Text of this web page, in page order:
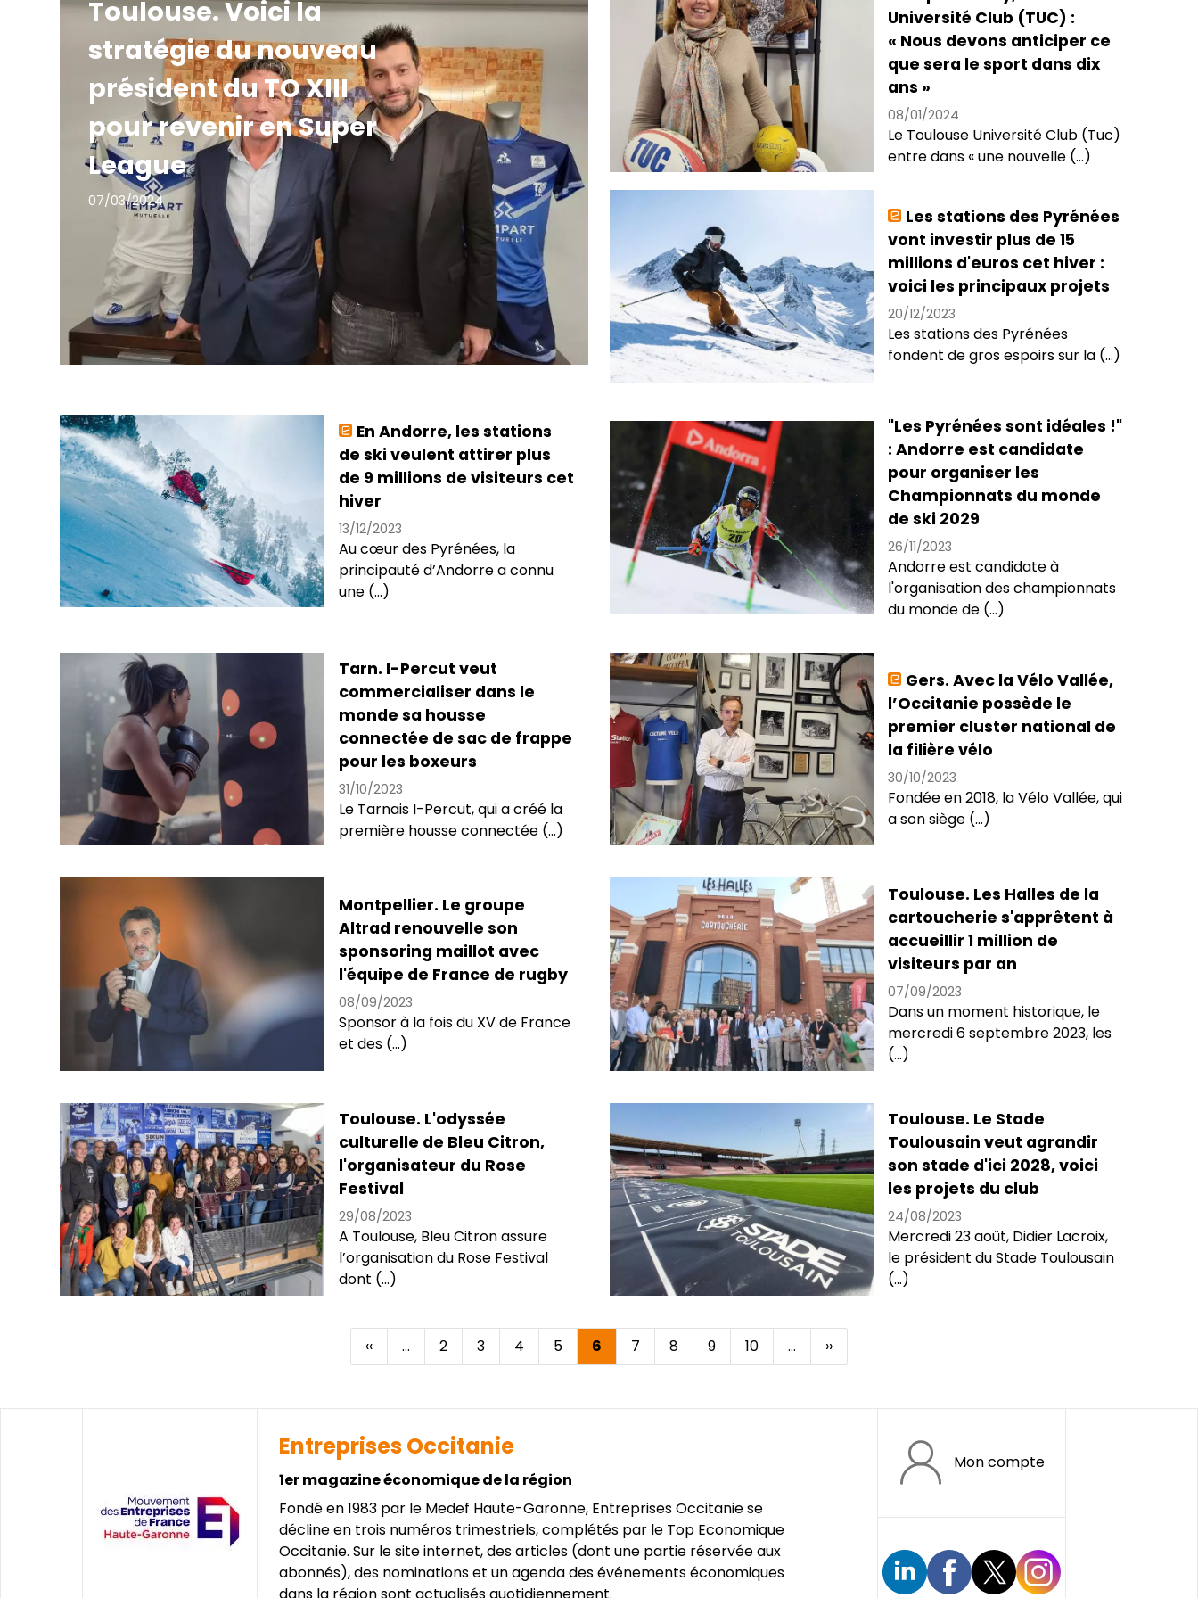
Toulouse. Voici la
stratégie du nouveau
président du TO XIII
pour revenir en Super
League
07/03/2024
Université Club (TUC) :
« Nous devons anticiper ce
que sera le sport dans dix
ans »
08/01/2024
Le Toulouse Université Club (Tuc)
entre dans « une nouvelle (...)
Les stations des Pyrénées
vont investir plus de 15
millions d'euros cet hiver :
voici les principaux projets
20/12/2023
Les stations des Pyrénées
fondent de gros espoirs sur la (...)
En Andorre, les stations
de ski veulent attirer plus
de 9 millions de visiteurs cet
hiver
13/12/2023
Au cœur des Pyrénées, la
principauté d’Andorre a connu
une (...)
"Les Pyrénées sont idéales !"
: Andorre est candidate
pour organiser les
Championnats du monde
de ski 2029
26/11/2023
Andorre est candidate à
l'organisation des championnats
du monde de (...)
Tarn. I-Percut veut
commercialiser dans le
monde sa housse
connectée de sac de frappe
pour les boxeurs
31/10/2023
Le Tarnais I-Percut, qui a créé la
première housse connectée (...)
Gers. Avec la Vélo Vallée,
l’Occitanie possède le
premier cluster national de
la filière vélo
30/10/2023
Fondée en 2018, la Vélo Vallée, qui
a son siège (...)
Montpellier. Le groupe
Altrad renouvelle son
sponsoring maillot avec
l'équipe de France de rugby
08/09/2023
Sponsor à la fois du XV de France
et des (...)
Toulouse. Les Halles de la
cartoucherie s'apprêtent à
accueillir 1 million de
visiteurs par an
07/09/2023
Dans un moment historique, le
mercredi 6 septembre 2023, les
(...)
Toulouse. L'odyssée
culturelle de Bleu Citron,
l'organisateur du Rose
Festival
29/08/2023
A Toulouse, Bleu Citron assure
l’organisation du Rose Festival
dont (...)
Toulouse. Le Stade
Toulousain veut agrandir
son stade d'ici 2028, voici
les projets du club
24/08/2023
Mercredi 23 août, Didier Lacroix,
le président du Stade Toulousain
(...)
Page
précédente
‹‹ … Page
2 Page
3 Page
4 Page
5
Page
courante
6 Page
7 Page
8 Page
9 Page
10 …
Page
suivante
››
Entreprises Occitanie
1er magazine économique de la région
Fondé en 1983 par le Medef Haute-Garonne, Entreprises Occitanie se
décline en trois numéros trimestriels, complétés par le Top Economique
Occitanie. Sur le site internet, des articles (dont une partie réservée aux
abonnés), des nominations et un agenda des événements économiques
dans la région sont actualisés quotidiennement.
Mon compte